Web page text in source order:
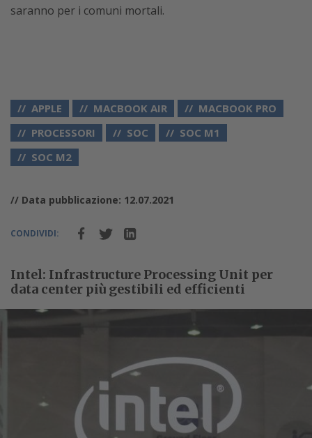
saranno per i comuni mortali.
APPLE MACBOOK AIR
MACBOOK PRO
PROCESSORI
SOC
SOC M1
SOC M2
// Data pubblicazione: 12.07.2021
CONDIVIDI:
Intel: Infrastructure Processing Unit per
data center più gestibili ed efficienti